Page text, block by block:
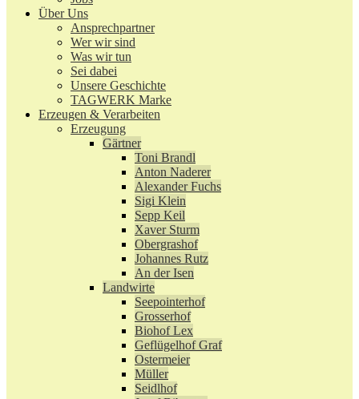
Über Uns
Ansprechpartner
Wer wir sind
Was wir tun
Sei dabei
Unsere Geschichte
TAGWERK Marke
Erzeugen & Verarbeiten
Erzeugung
Gärtner
Toni Brandl
Anton Naderer
Alexander Fuchs
Sigi Klein
Sepp Keil
Xaver Sturm
Obergrashof
Johannes Rutz
An der Isen
Landwirte
Seepointerhof
Grosserhof
Biohof Lex
Geflügelhof Graf
Ostermeier
Müller
Seidlhof